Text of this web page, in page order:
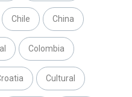
Chile China
Colombia
Cultural